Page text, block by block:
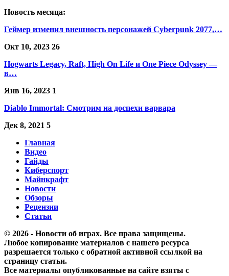
Новость месяца:
Геймер изменил внешность персонажей Cyberpunk 2077,…
Окт 10, 2023 26
Hogwarts Legacy, Raft, High On Life и One Piece Odyssey —
в…
Янв 16, 2023 1
Diablo Immortal: Смотрим на доспехи варвара
Дек 8, 2021 5
Главная
Видео
Гайды
Киберспорт
Майнкрафт
Новости
Обзоры
Рецензии
Статьи
© 2026 - Новости об играх. Все права защищены.
Любое копирование материалов с нашего ресурса
разрешается только с обратной активной ссылкой на
страницу статьи.
Все материалы опубликованные на сайте взяты с